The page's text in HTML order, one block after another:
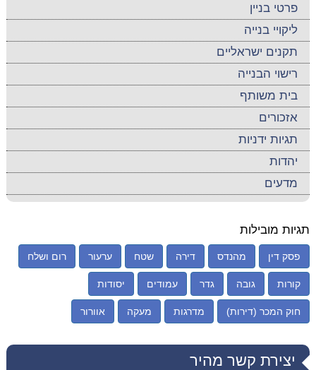
פרטי בניין
ליקויי בנייה
תקנים ישראליים
רישוי הבנייה
בית משותף
אזכורים
תגיות ידניות
יהדות
מדעים
תגיות מובילות
פסק דין מהנדס דירה שטח ערעור רום ושלח
קורות גובה גדר עמודים יסודות
חוק המכר (דירות) מדרגות מעקה אוורור
יצירת קשר מהיר